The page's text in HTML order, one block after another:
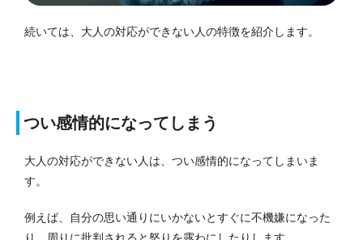
続いては、大人の対応ができない人の特徴を紹介します。
つい感情的になってしまう
大人の対応ができない人は、つい感情的になってしまいま
す。
例えば、自分の思い通りにいかないとすぐに不機嫌になった